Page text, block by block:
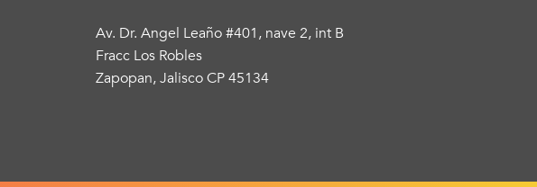
Av. Dr. Angel Leaño #401, nave 2, int B
Fracc Los Robles
Zapopan, Jalisco CP 45134